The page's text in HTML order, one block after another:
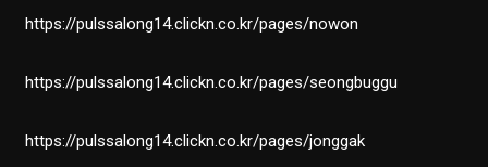
https://pulssalong14.clickn.co.kr/pages/nowon
https://pulssalong14.clickn.co.kr/pages/seongbuggu
https://pulssalong14.clickn.co.kr/pages/jonggak